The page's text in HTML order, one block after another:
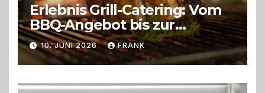
Erlebnis Grill-Catering: Vom
BBQ-Angebot bis zur
perfekten Eventorganisation
Trend zu Outdoor-Events,
Erlebnisgastronomie und
Live-Cooking
10. JUNI 2026 FRANK